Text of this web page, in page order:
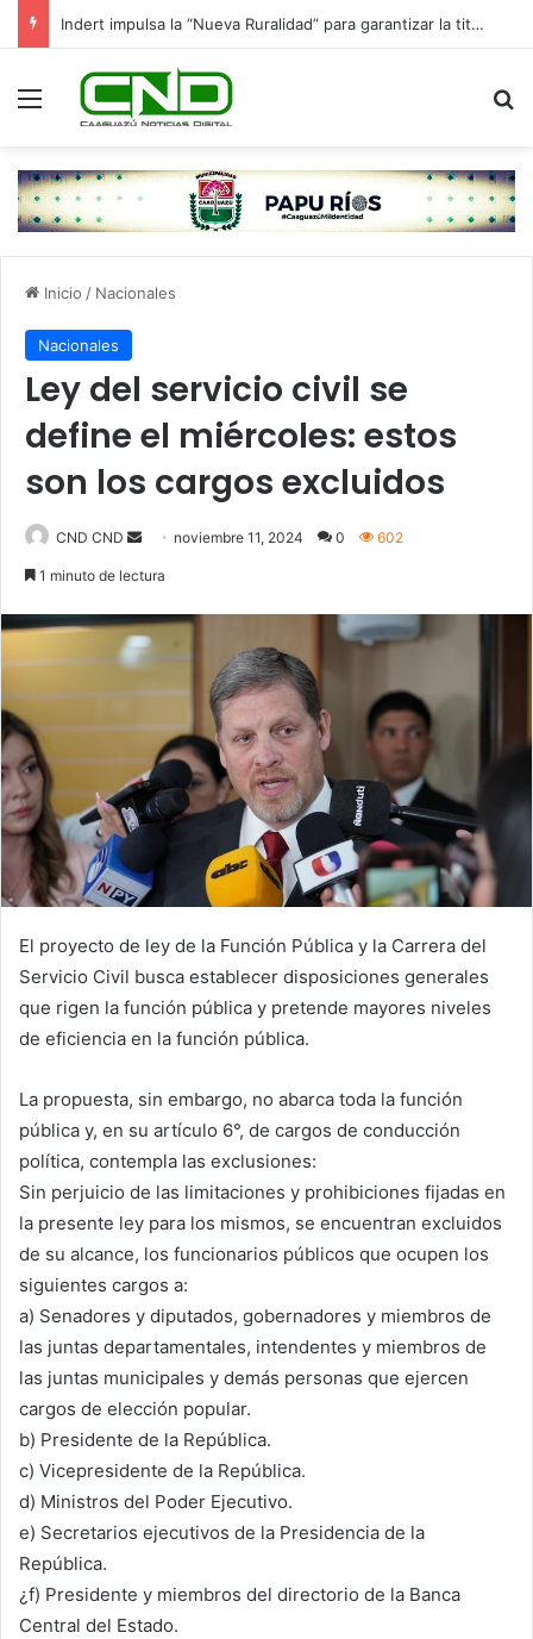
Indert impulsa la “Nueva Ruralidad” para garantizar la titulación de tierras a familias campesinas.
Menú
Inicio / Nacionales
Nacionales
Ley del servicio civil se
define el miércoles: estos
son los cargos excluidos
CND CND
Send noviembre 11, 2024 0 602
1 minuto de lectura
El proyecto de ley de la Función Pública y la Carrera del
Servicio Civil busca establecer disposiciones generales
que rigen la función pública y pretende mayores niveles
de eficiencia en la función pública.
La propuesta, sin embargo, no abarca toda la función
pública y, en su artículo 6°, de cargos de conducción
política, contempla las exclusiones:
Sin perjuicio de las limitaciones y prohibiciones fijadas en
la presente ley para los mismos, se encuentran excluidos
de su alcance, los funcionarios públicos que ocupen los
siguientes cargos a:
a) Senadores y diputados, gobernadores y miembros de
las juntas departamentales, intendentes y miembros de
las juntas municipales y demás personas que ejercen
cargos de elección popular.
b) Presidente de la República.
c) Vicepresidente de la República.
d) Ministros del Poder Ejecutivo.
e) Secretarios ejecutivos de la Presidencia de la
República.
¿f) Presidente y miembros del directorio de la Banca
Central del Estado.